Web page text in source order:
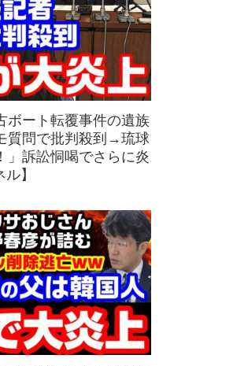
ボート転覆事件の遺族
質問で批判殺到→琉球
」訴訟恫喝でさらに炎
】